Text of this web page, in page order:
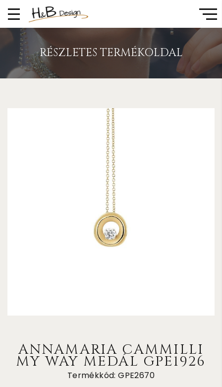
RÉSZLETES TERMÉKOLDAL
ANNAMARIA CAMMILLI
MY WAY MEDÁL GPE1926
Termékkód: GPE2670